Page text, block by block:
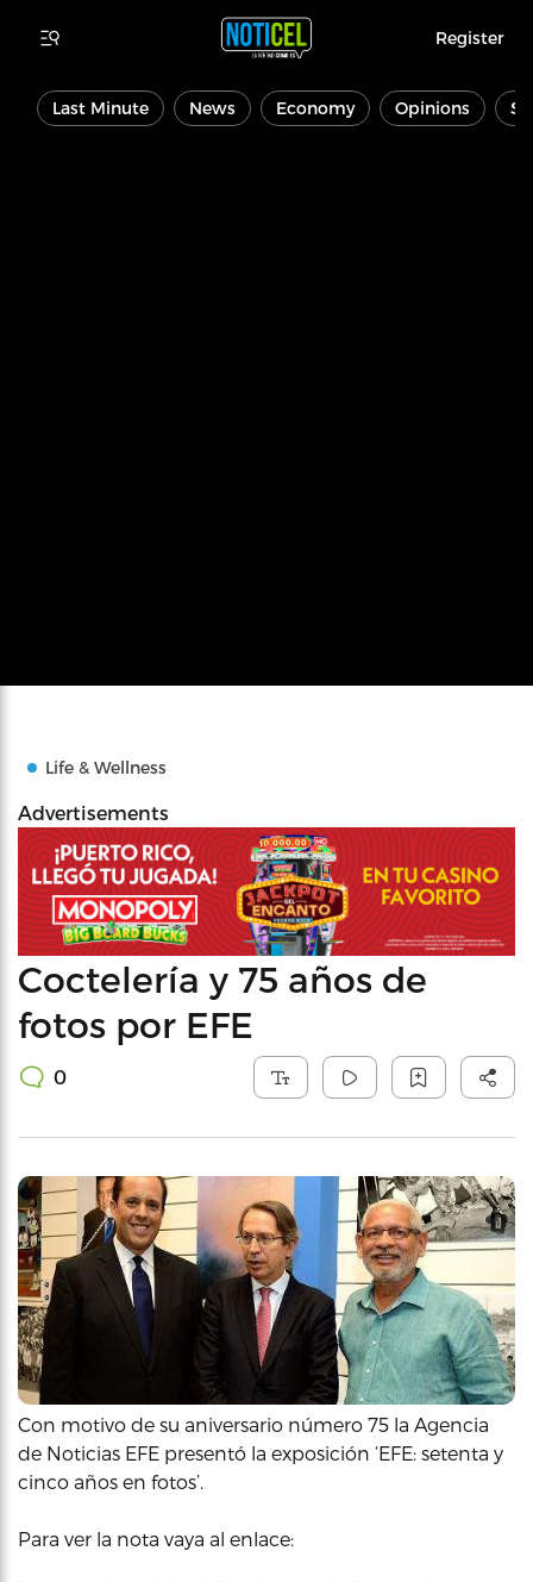
Register
Last Minute News Economy Opinions
Life & Wellness
Advertisements
Coctelería y 75 años de
fotos por EFE
0
Con motivo de su aniversario número 75 la Agencia
de Noticias EFE presentó la exposición ‘EFE: setenta y
cinco años en fotos’.
Para ver la nota vaya al enlace: